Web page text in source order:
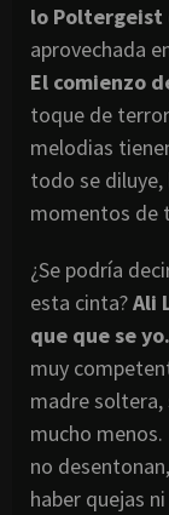
lo Poltergeist
aprovechada
El comienzo
toque de
melodias
todo se diluye,
momentos de
¿Se podría
esta cinta?Ali
que que se
muy
madre soltera,
mucho
no
haber quejas